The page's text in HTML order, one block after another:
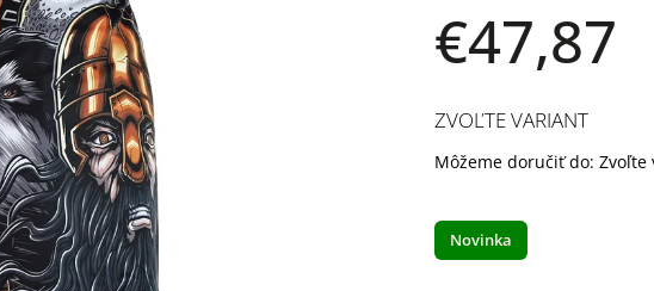
€47,87
Novinka
ZVOĽTE VARIANT
Môžeme doručiť do: Zvoľte